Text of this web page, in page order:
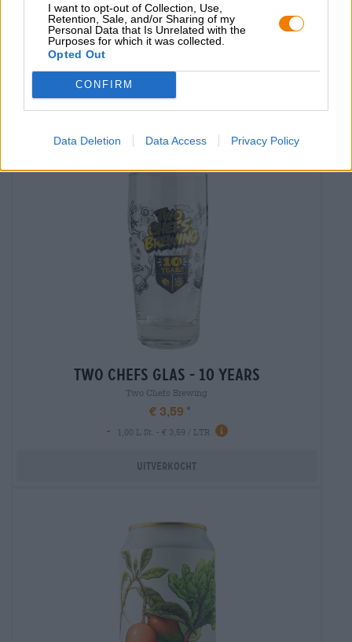
I want to opt-out of Collection, Use,
Retention, Sale, and/or Sharing of my
Personal Data that Is Unrelated with the
Purposes for which it was collected.
Opted Out
CONFIRM
Data Deletion Data Access Privacy Policy
two chefs glas - pink
Two Chefs Brewing
-
1,00 L St. - € 3,59 / LTR
Uitverkocht
two chefs glas - 10 years
Two Chefs Brewing
€ 3,59
-
1,00 L St. - € 3,59 / LTR
Uitverkocht